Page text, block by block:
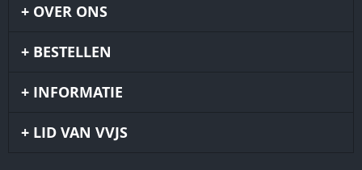
OVER ONS
BESTELLEN
INFORMATIE
LID VAN VVJS